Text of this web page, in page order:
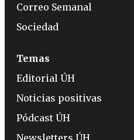
Correo Semanal
Sociedad
Temas
Editorial ÚH
Noticias positivas
Pódcast ÚH
Newsletters ÚH